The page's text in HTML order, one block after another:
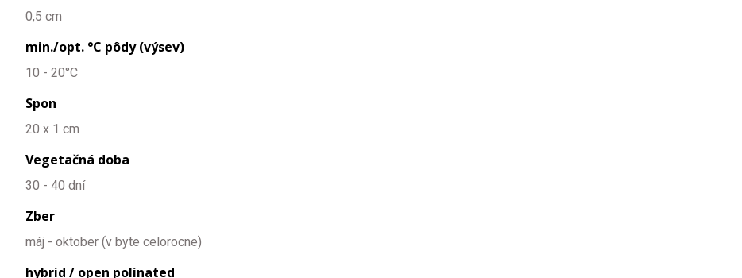
0,5 cm
min./opt. °C pôdy (výsev)
10 - 20°C
Spon
20 x 1 cm
Vegetačná doba
30 - 40 dní
Zber
máj - oktober (v byte celorocne)
hybrid / open polinated